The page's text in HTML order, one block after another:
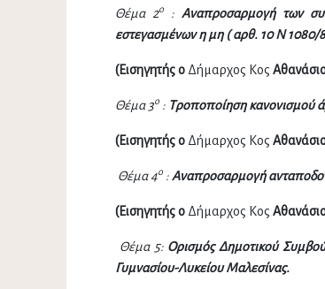
Θέμα 2ο:Αναπροσαρμογή των
εστεγασμένων η μη (αρθ. 10 Ν 1080/
(Εισηγητής ο Δήμαρχος Κος
Θέμα 3ο : Τροποποίηση κανονισμού
(Εισηγητής ο Δήμαρχος Κος
Θέμα 4ο :Αναπροσαρμογή
(Εισηγητής ο Δήμαρχος Κος
Θέμα 5: Ορισμός Δημοτικού
Γυμνασίου-Λυκείου Μαλεσίνας.